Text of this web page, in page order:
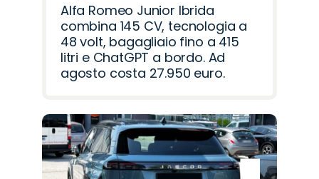
Alfa Romeo Junior Ibrida
combina 145 CV, tecnologia a
48 volt, bagagliaio fino a 415
litri e ChatGPT a bordo. Ad
agosto costa 27.950 euro.